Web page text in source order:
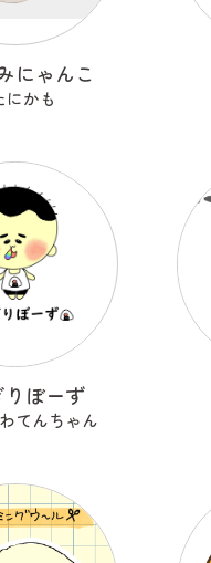
にゃんこ
にかも
ぼーず
てんちゃん